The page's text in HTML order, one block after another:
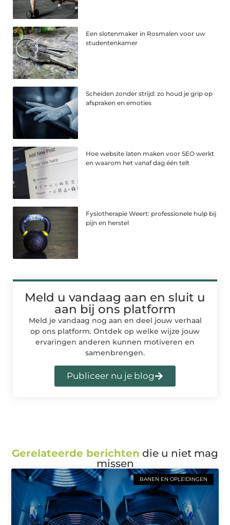
Een slotenmaker in Rosmalen voor uw
studentenkamer
Scheiden zonder strijd: zo houd je grip op
afspraken en emoties
Hoe website laten maken voor SEO werkt
en waarom het vanaf dag één telt
Fysiotherapie Weert: professionele hulp bij
pijn en herstel
Meld u vandaag aan en sluit u
aan bij ons platform
Meld je vandaag nog aan en deel jouw verhaal
op ons platform. Ontdek op welke wijze jouw
ervaringen anderen kunnen motiveren en
samenbrengen.
Publiceer nu je blog
Gerelateerde berichten die u niet mag
missen
BANEN EN OPLEIDINGEN